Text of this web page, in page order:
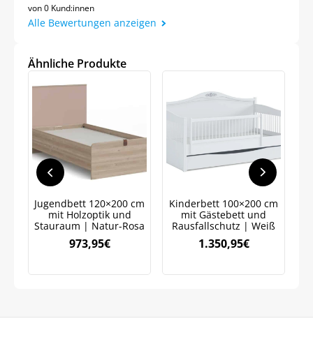
von 0 Kund:innen
Alle Bewertungen anzeigen
Ähnliche Produkte
Jugendbett 120×200 cm
mit Holzoptik und
Stauraum | Natur-Rosa
973,95€
Kinderbett 100×200 cm
mit Gästebett und
Rausfallschutz | Weiß
1.350,95€
Jetzt5% Rabatt
auf Ihre erste Bestellung sichern!
Meinen Code senden
Bleiben Sie auf dem Laufenden über
Neuigkeiten und Angebote.
Weitere Informationen darüber, wie wir Ihre Daten für